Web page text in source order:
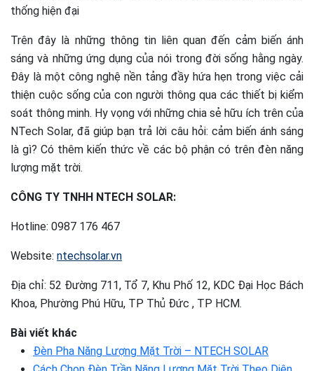
thống hiện đại
Trên đây là những thông tin liên quan đến cảm biến ánh
sáng và những ứng dụng của nói trong đời sống hằng ngày.
Đây là một công nghệ nền tảng đầy hứa hẹn trong việc cải
thiện cuộc sống của con người thông qua các thiết bị kiểm
soát thông minh. Hy vọng với những chia sẻ hữu ích trên của
NTech Solar, đã giúp bạn trả lời câu hỏi: cảm biến ánh sáng
là gì? Có thêm kiến thức về các bộ phận có trên đèn năng
lượng mặt trời.
CÔNG TY TNHH NTECH SOLAR:
Hotline: 0987 176 467
Website: ntechsolar.vn
Địa chỉ: 52 Đường 711, Tổ 7, Khu Phố 12, KDC Đại Học Bách
Khoa, Phường Phú Hữu, TP Thủ Đức , TP HCM.
Bài viết khác
Đèn Pha Năng Lượng Mặt Trời – NTECH SOLAR